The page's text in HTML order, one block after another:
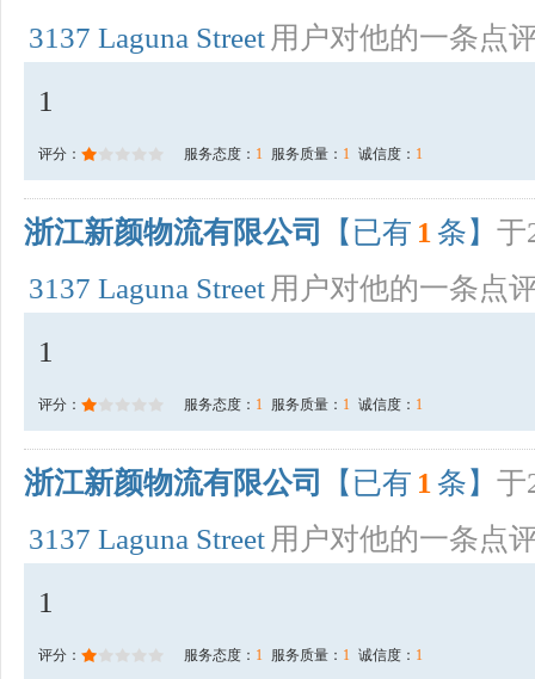
3137 Laguna Street 用户对他的一条点
1
评分： 服务态度： 1 服务质量： 1 诚信度： 1
浙江新颜物流有限公司 【已有 1 条】 于
3137 Laguna Street 用户对他的一条点
1
评分： 服务态度： 1 服务质量： 1 诚信度： 1
浙江新颜物流有限公司 【已有 1 条】 于
3137 Laguna Street 用户对他的一条点
1
评分： 服务态度： 1 服务质量： 1 诚信度： 1